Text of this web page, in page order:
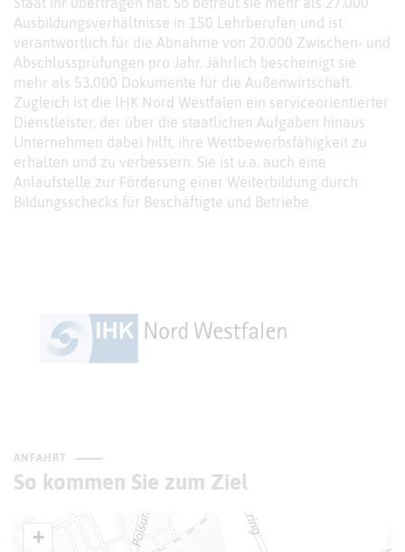
Ausbildungsverhältnisse in 150 Lehrberufen und ist
verantwortlich für die Abnahme von 20.000 Zwischen- und
Abschlussprüfungen pro Jahr. Jährlich bescheinigt sie
mehr als 53.000 Dokumente für die Außenwirtschaft.
Zugleich ist die IHK Nord Westfalen ein serviceorientierter
Dienstleister, der über die staatlichen Aufgaben hinaus
Unternehmen dabei hilft, ihre Wettbewerbsfähigkeit zu
erhalten und zu verbessern. Sie ist u.a. auch eine
Anlaufstelle zur Förderung einer Weiterbildung durch
Bildungsschecks für Beschäftigte und Betriebe.
ANFAHRT
So kommen Sie zum Ziel
+